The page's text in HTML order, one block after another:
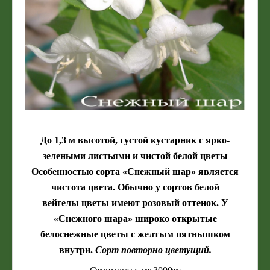
До 1,3 м высотой, густой кустарник с ярко-
зелеными листьями и чистой белой цветы
Особенностью сорта «Снежный шар» является
чистота цвета. Обычно у сортов белой
вейгелы цветы имеют розовый оттенок. У
«Снежного шара» широко открытые
белоснежные цветы с желтым пятнышком
внутри. Сорт повторно цветущий.